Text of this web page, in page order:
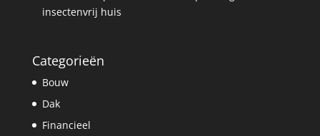
insectenvrij huis
Categorieën
Bouw
Dak
Financieel